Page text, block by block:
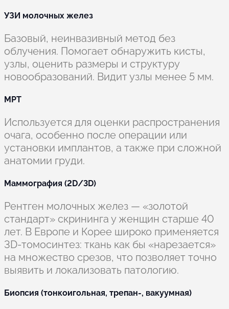
УЗИ молочных желез
Базовый, неинвазивный метод без
облучения. Помогает обнаружить кисты,
узлы, оценить размеры и структуру
новообразований. Видит узлы менее 5 мм.
МРТ
Используется для оценки распространения
очага, особенно после операции или
установки имплантов, а также при сложной
анатомии груди.
Маммография (2D/3D)
Рентген молочных желез — «золотой
стандарт» скрининга у женщин старше 40
лет. В Европе и Корее широко применяется
3D-томосинтез: ткань как бы «нарезается»
на множество срезов, что позволяет точно
выявить и локализовать патологию.
Биопсия (тонкоигольная, трепан-, вакуумная)